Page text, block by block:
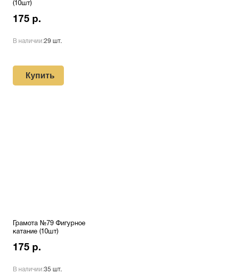
(10шт)
175 р.
В наличии:29 шт.
Купить
Грамота №79 Фигурное
катание (10шт)
175 р.
В наличии:35 шт.